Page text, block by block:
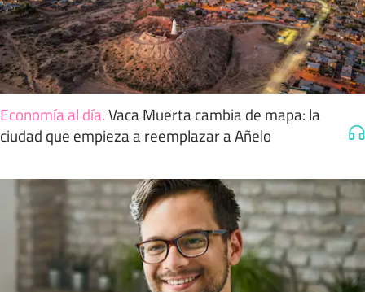
Economía al día.Vaca Muerta cambia de mapa: la
ciudad que empieza a reemplazar a Añelo